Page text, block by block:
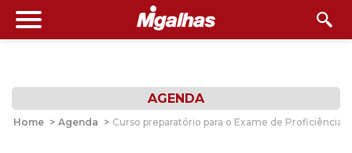
AGENDA
Home > Agenda > Curso preparatório para o Exame de Proficiência